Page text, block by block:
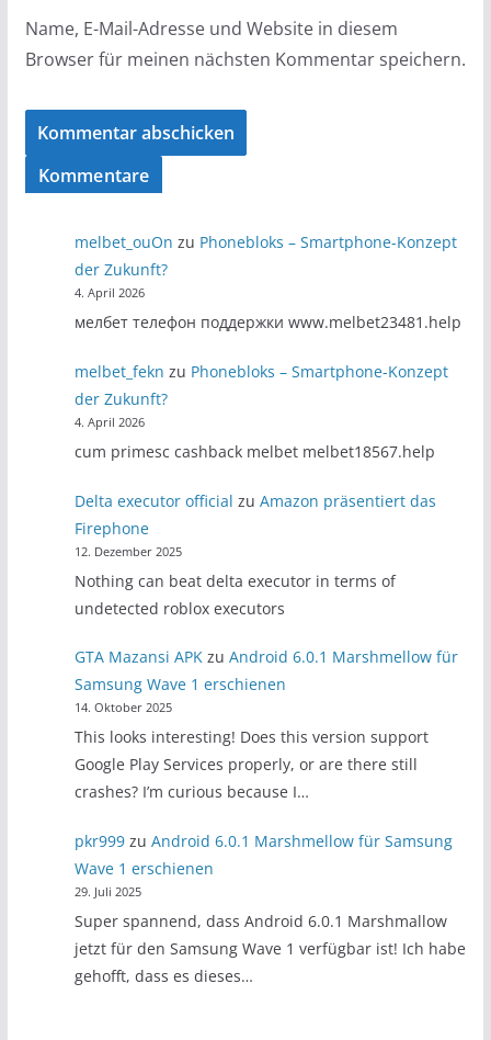
Name, E-Mail-Adresse und Website in diesem
Browser für meinen nächsten Kommentar speichern.
Kommentare
melbet_ouOn zu Phonebloks – Smartphone-Konzept
der Zukunft?
4. April 2026
мелбет телефон поддержки www.melbet23481.help
melbet_fekn zu Phonebloks – Smartphone-Konzept
der Zukunft?
4. April 2026
cum primesc cashback melbet melbet18567.help
Delta executor official zuAmazon präsentiert das
Firephone
12. Dezember 2025
Nothing can beat delta executor in terms of
undetected roblox executors
GTA Mazansi APK zuAndroid 6.0.1 Marshmellow für
Samsung Wave 1 erschienen
14. Oktober 2025
This looks interesting! Does this version support
Google Play Services properly, or are there still
crashes? I’m curious because I…
pkr999 zuAndroid 6.0.1 Marshmellow für Samsung
Wave 1 erschienen
29. Juli 2025
Super spannend, dass Android 6.0.1 Marshmallow
jetzt für den Samsung Wave 1 verfügbar ist! Ich habe
gehofft, dass es dieses…